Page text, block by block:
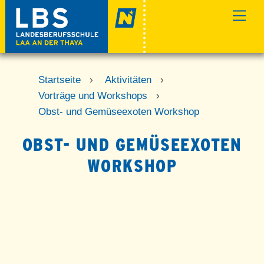
content
Startseite › Aktivitäten
›
Vorträge und Workshops
›
Obst- und Gemüseexoten Workshop
OBST- UND GEMÜSEEXOTEN
WORKSHOP